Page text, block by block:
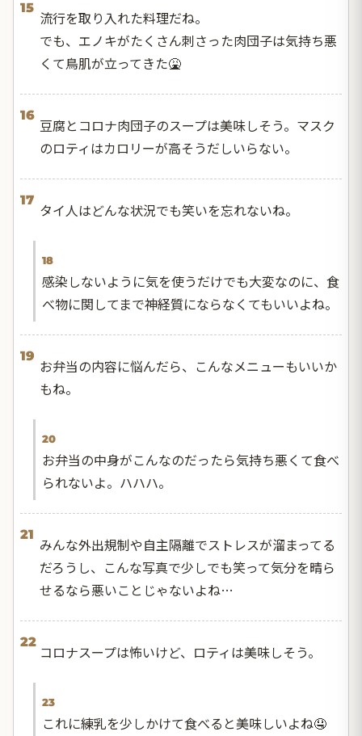
15
流行を取り入れた料理だね。
でも、エノキがたくさん刺さった肉団子は気持ち悪
くて鳥肌が立ってきた🤮
16
豆腐とコロナ肉団子のスープは美味しそう。マスク
のロティはカロリーが高そうだしいらない。
17
タイ人はどんな状況でも笑いを忘れないね。
18
感染しないように気を使うだけでも大変なのに、食
べ物に関してまで神経質にならなくてもいいよね。
19
お弁当の内容に悩んだら、こんなメニューもいいか
もね。
20
お弁当の中身がこんなのだったら気持ち悪くて食べ
られないよ。ハハハ。
21
みんな外出規制や自主隔離でストレスが溜まってる
だろうし、こんな写真で少しでも笑って気分を晴ら
せるなら悪いことじゃないよね…
22
コロナスープは怖いけど、ロティは美味しそう。
23
これに練乳を少しかけて食べると美味しいよね🤤